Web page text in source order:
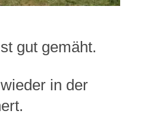
gut gemäht.
in der